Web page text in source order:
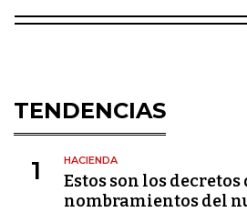
TENDENCIAS
1 HACIENDA
Estos son los
nombramientos del